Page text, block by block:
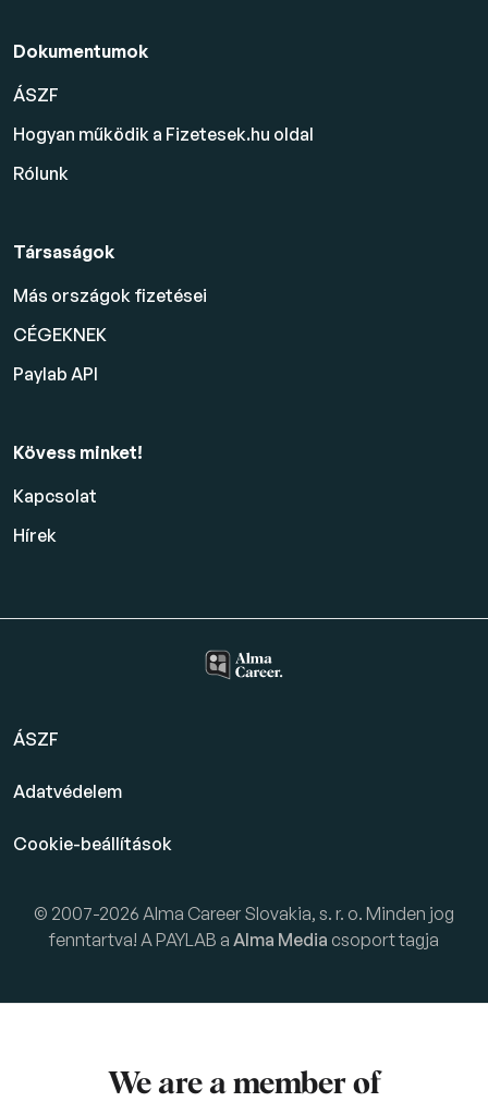
Dokumentumok
ÁSZF
Hogyan működik a Fizetesek.hu oldal
Rólunk
Társaságok
Más országok fizetései
CÉGEKNEK
Paylab API
Kövess minket!
Kapcsolat
Hírek
ÁSZF
Adatvédelem
Cookie-beállítások
© 2007-2026 Alma Career Slovakia, s. r. o. Minden jog
fenntartva! A PAYLAB a Alma Media csoport tagja
We are a member of